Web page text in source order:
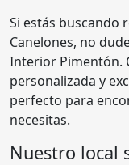
Si estás buscando
Canelones, no
Interior Pimentón.
personalizada y
perfecto para
necesitas.
Nuestro local